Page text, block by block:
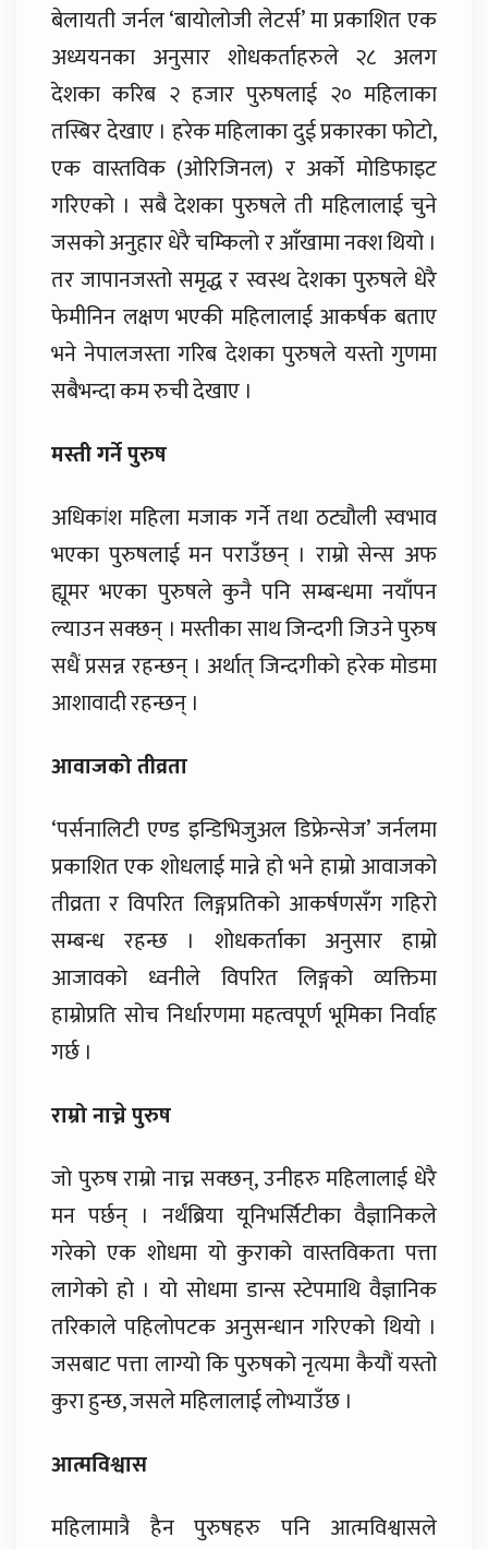
बेलायती जर्नल ‘बायोलोजी लेटर्स’ मा प्रकाशित एक
अध्ययनका अनुसार शोधकर्ताहरुले २८ अलग
देशका करिब २ हजार पुरुषलाई २० महिलाका
तस्बिर देखाए । हरेक महिलाका दुई प्रकारका फोटो,
एक वास्तविक (ओरिजिनल) र अर्को मोडिफाइट
गरिएको । सबै देशका पुरुषले ती महिलालाई चुने
जसको अनुहार धेरै चम्किलो र आँखामा नक्श थियो ।
तर जापानजस्तो समृद्ध र स्वस्थ देशका पुरुषले धेरै
फेमीनिन लक्षण भएकी महिलालाई आकर्षक बताए
भने नेपालजस्ता गरिब देशका पुरुषले यस्तो गुणमा
सबैभन्दा कम रुची देखाए ।
मस्ती गर्ने पुरुष
अधिकांश महिला मजाक गर्ने तथा ठट्यौली स्वभाव
भएका पुरुषलाई मन पराउँछन् । राम्रो सेन्स अफ
ह्यूमर भएका पुरुषले कुनै पनि सम्बन्धमा नयाँपन
ल्याउन सक्छन् । मस्तीका साथ जिन्दगी जिउने पुरुष
सधैं प्रसन्न रहन्छन् । अर्थात् जिन्दगीको हरेक मोडमा
आशावादी रहन्छन् ।
आवाजको तीव्रता
‘पर्सनालिटी एण्ड इन्डिभिजुअल डिफ्रेन्सेज’ जर्नलमा
प्रकाशित एक शोधलाई मान्ने हो भने हाम्रो आवाजको
तीव्रता र विपरित लिङ्गप्रतिको आकर्षणसँग गहिरो
सम्बन्ध रहन्छ । शोधकर्ताका अनुसार हाम्रो
आजावको ध्वनीले विपरित लिङ्गको व्यक्तिमा
हाम्रोप्रति सोच निर्धारणमा महत्वपूर्ण भूमिका निर्वाह
गर्छ ।
राम्रो नाच्ने पुरुष
जो पुरुष राम्रो नाच्न सक्छन्, उनीहरु महिलालाई धेरै
मन पर्छन् । नर्थंब्रिया यूनिभर्सिटीका वैज्ञानिकले
गरेको एक शोधमा यो कुराको वास्तविकता पत्ता
लागेको हो । यो सोधमा डान्स स्टेपमाथि वैज्ञानिक
तरिकाले पहिलोपटक अनुसन्धान गरिएको थियो ।
जसबाट पत्ता लाग्यो कि पुरुषको नृत्यमा कैयौं यस्तो
कुरा हुन्छ, जसले महिलालाई लोभ्याउँछ ।
आत्मविश्वास
महिलामात्रै हैन पुरुषहरु पनि आत्मविश्वासले